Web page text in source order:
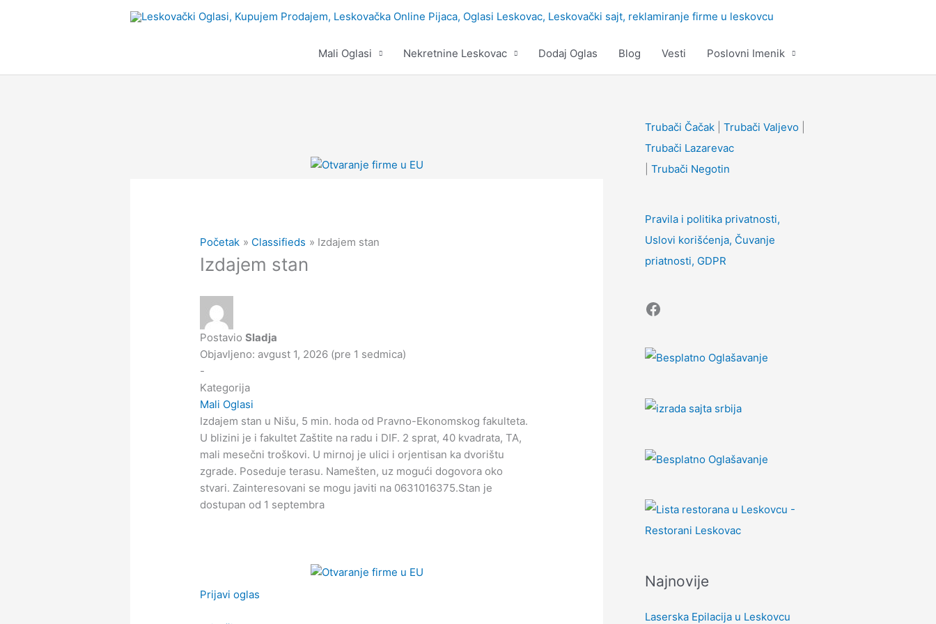
Mali Oglasi
Nekretnine Leskovac Dodaj Oglas Blog Vesti Poslovni Imenik
Početak Classifieds Izdajem stan
Izdajem stan
PostavioSladja
Objavljeno: avgust 1, 2026 (pre 1 sedmica)
-
Kategorija
Mali Oglasi
Izdajem stan u Nišu, 5 min. hoda od Pravno-Ekonomskog fakulteta.
U blizini je i fakultet Zaštite na radu i DIF. 2 sprat, 40 kvadrata, TA,
mali mesečni troškovi. U mirnoj je ulici i orjentisan ka dvorištu
zgrade. Poseduje terasu. Namešten, uz mogući dogovora oko
stvari. Zainteresovani se mogu javiti na 0631016375.Stan je
dostupan od 1 septembra
Prijavi oglas
Trubači Čačak Trubači Valjevo
Trubači Lazarevac
Trubači Negotin
Pravila i politika privatnosti,
Uslovi korišćenja, Čuvanje
priatnosti, GDPR
Najnovije
Laserska Epilacija u Leskovcu